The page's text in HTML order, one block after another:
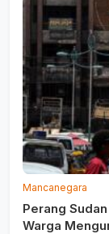
Mancanegara
Perang
Warga